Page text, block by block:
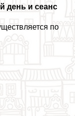
день и сеанс
по